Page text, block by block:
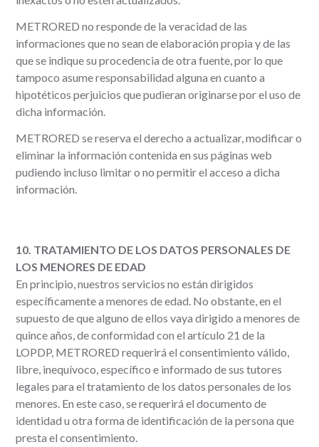
METRORED no responde de la veracidad de las
informaciones que no sean de elaboración propia y de las
que se indique su procedencia de otra fuente, por lo que
tampoco asume responsabilidad alguna en cuanto a
hipotéticos perjuicios que pudieran originarse por el uso de
dicha información.
METRORED se reserva el derecho a actualizar, modificar o
eliminar la información contenida en sus páginas web
pudiendo incluso limitar o no permitir el acceso a dicha
información.
10. TRATAMIENTO DE LOS DATOS PERSONALES DE
LOS MENORES DE EDAD
En principio, nuestros servicios no están dirigidos
específicamente a menores de edad. No obstante, en el
supuesto de que alguno de ellos vaya dirigido a menores de
quince años, de conformidad con el artículo 21 de la
LOPDP, METRORED requerirá el consentimiento válido,
libre, inequívoco, específico e informado de sus tutores
legales para el tratamiento de los datos personales de los
menores. En este caso, se requerirá el documento de
identidad u otra forma de identificación de la persona que
presta el consentimiento.